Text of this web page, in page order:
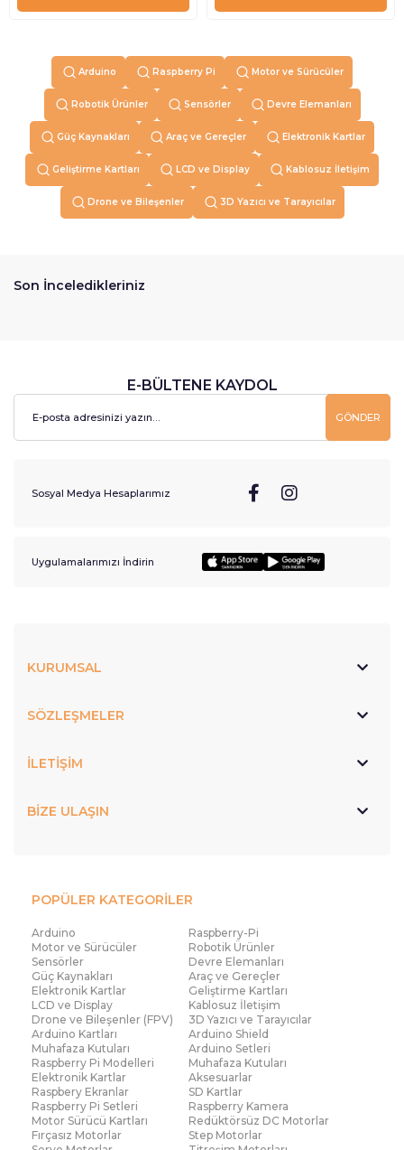
Arduino Raspberry Pi Motor ve Sürücüler
Robotik Ürünler Sensörler Devre Elemanları
Güç Kaynakları Araç ve Gereçler Elektronik Kartlar
Geliştirme Kartları LCD ve Display Kablosuz İletişim
Drone ve Bileşenler 3D Yazıcı ve Tarayıcılar
Son İnceledikleriniz
E-BÜLTENE KAYDOL
GÖNDER
Sosyal Medya Hesaplarımız
Uygulamalarımızı İndirin
KURUMSAL
SÖZLEŞMELER
İLETİŞİM
BİZE ULAŞIN
POPÜLER KATEGORİLER
Arduino
Raspberry-Pi
Motor ve Sürücüler
Robotik Ürünler
Sensörler
Devre Elemanları
Güç Kaynakları
Araç ve Gereçler
Elektronik Kartlar
Geliştirme Kartları
LCD ve Display
Kablosuz İletişim
Drone ve Bileşenler (FPV)
3D Yazıcı ve Tarayıcılar
Arduino Kartları
Arduino Shield
Muhafaza Kutuları
Arduino Setleri
Raspberry Pi Modelleri
Muhafaza Kutuları
Elektronik Kartlar
Aksesuarlar
Raspbery Ekranlar
SD Kartlar
Raspberry Pi Setleri
Raspberry Kamera
Motor Sürücü Kartları
Redüktörsüz DC Motorlar
Fırçasız Motorlar
Step Motorlar